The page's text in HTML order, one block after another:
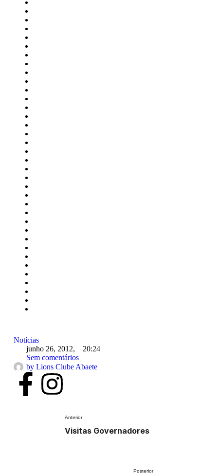
Notícias
junho 26, 2012,
20:24
Sem comentários
by Lions Clube Abaete
Anterior
Visitas Governadores
Posterior